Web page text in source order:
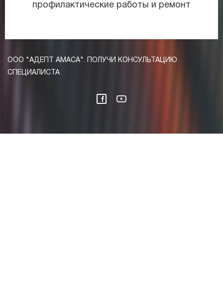
профилактические работы и ремонт
ООО "АДЕПТ АМАСА". ПОЛУЧИ КОНСУЛЬТАЦИЮ
СПЕЦИАЛИСТА